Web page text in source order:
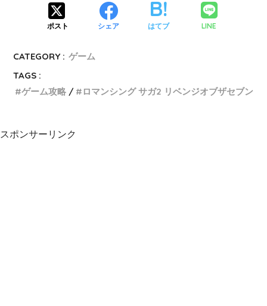
ポスト シェア はてブ LINE
CATEGORY : ゲーム
TAGS :
ゲーム攻略
ロマンシング サガ2 リベンジオブザセブン
スポンサーリンク